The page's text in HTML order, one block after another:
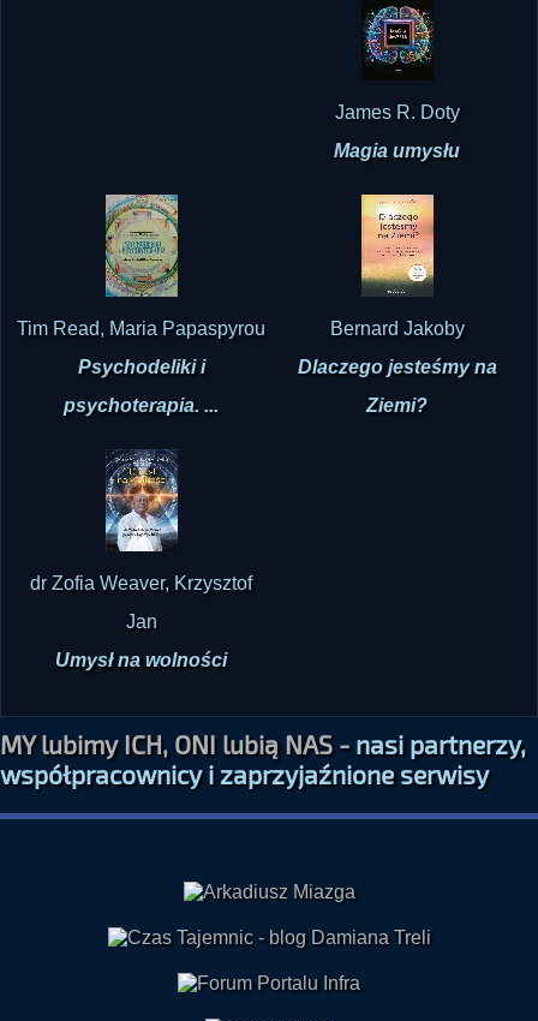
James R. Doty
Magia umysłu
Tim Read, Maria Papaspyrou
Psychodeliki i
psychoterapia. ...
Bernard Jakoby
Dlaczego jesteśmy na
Ziemi?
dr Zofia Weaver, Krzysztof
Jan
Umysł na wolności
MY lubimy ICH, ONI lubią NAS -nasi partnerzy,
współpracownicy i zaprzyjaźnione serwisy